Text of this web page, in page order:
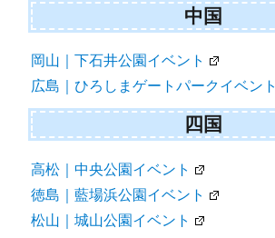
中国
岡山｜下石井公園イベント
広島｜ひろしまゲートパークイベント
四国
高松｜中央公園イベント
徳島｜藍場浜公園イベント
松山｜城山公園イベント